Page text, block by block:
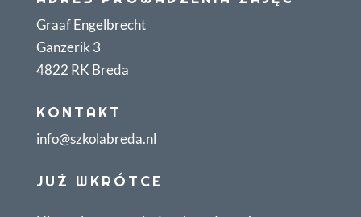
Graaf Engelbrecht
Ganzerik 3
4822 RK Breda
KONTAKT
info@szkolabreda.nl
JUŻ WKRÓTCE